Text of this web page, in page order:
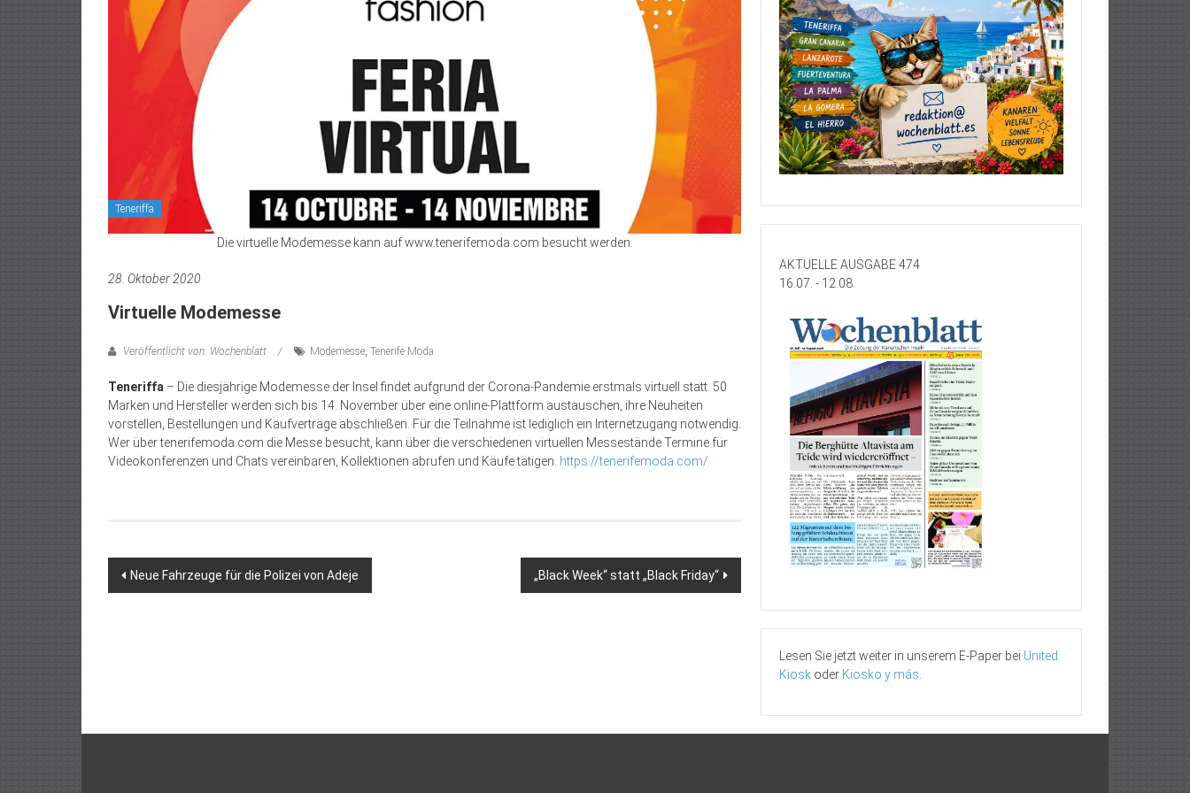
Teneriffa
Die virtuelle Modemesse kann auf www.tenerifemoda.com besucht werden.
28. Oktober 2020
Virtuelle Modemesse
Veröffentlicht von: Wochenblatt Modemesse Tenerife Moda
Teneriffa – Die diesjährige Modemesse der Insel findet aufgrund der Corona-Pandemie erstmals virtuell statt. 50
Marken und Hersteller werden sich bis 14. November über eine online-Plattform austauschen, ihre Neuheiten
vorstellen, Bestellungen und Kaufverträge abschließen. Für die Teilnahme ist lediglich ein Internetzugang notwendig.
Wer über tenerifemoda.com die Messe besucht, kann über die verschiedenen virtuellen Messestände Termine für
Videokonferenzen und Chats vereinbaren, Kollektionen abrufen und Käufe tätigen. https://tenerifemoda.com/
Beitragsnavigation
Neue Fahrzeuge für die Polizei von Adeje „Black Week“ statt „Black Friday“
AKTUELLE AUSGABE 474
16.07. - 12.08.
Lesen Sie jetzt weiter in unserem E-Paper bei United
Kiosk oder Kiosko y más